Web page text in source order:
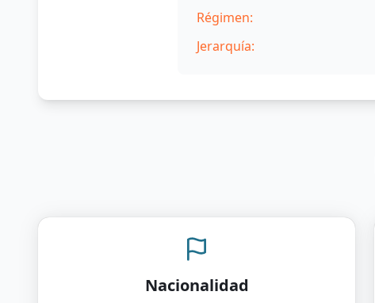
Régimen:
Jerarquía:
Nacionalidad